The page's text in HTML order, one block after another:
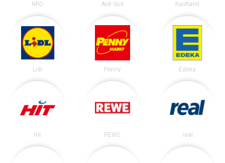
NKD Aldi Süd Kaufland
Lidl Penny Edeka
Hit REWE real